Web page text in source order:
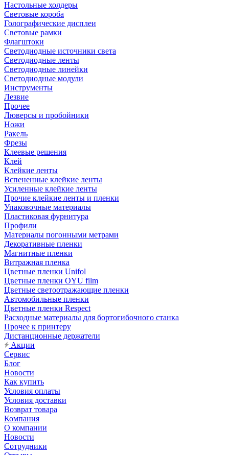
Настольные холдеры
Световые короба
Голографические дисплеи
Световые рамки
Флагштоки
Светодиодные источники света
Светодиодные ленты
Светодиодные линейки
Светодиодные модули
Инструменты
Лезвие
Прочее
Люверсы и пробойники
Ножи
Ракель
Фрезы
Клеевые решения
Клей
Клейкие ленты
Вспененные клейкие ленты
Усиленные клейкие ленты
Прочие клейкие ленты и пленки
Упаковочные материалы
Пластиковая фурнитура
Профили
Материалы погонными метрами
Декоративные пленки
Магнитные пленки
Витражная пленка
Цветные пленки Unifol
Цветные пленки OYU film
Цветные светоотражающие пленки
Автомобильные пленки
Цветные пленки Respect
Расходные материалы для бортогибочного станка
Прочее к принтеру
Дистанционные держатели
Акции
Сервис
Блог
Новости
Как купить
Условия оплаты
Условия доставки
Возврат товара
Компания
О компании
Новости
Сотрудники